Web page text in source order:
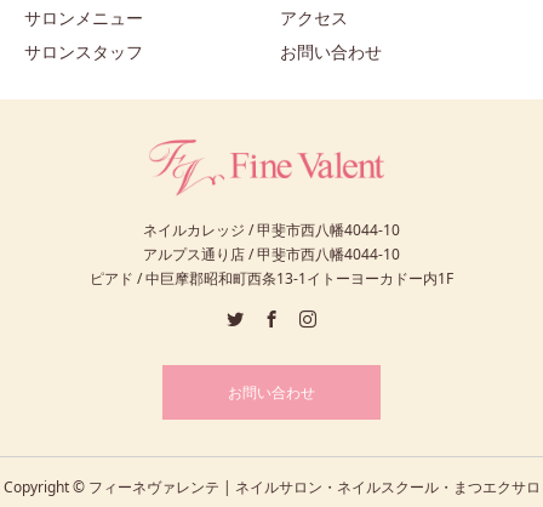
サロンメニュー
サロンスタッフ
アクセス
お問い合わせ
ネイルカレッジ / 甲斐市西八幡4044-10
アルプス通り店 / 甲斐市西八幡4044-10
ピアド / 中巨摩郡昭和町西条13-1イトーヨーカドー内1F
お問い合わせ
Copyright © フィーネヴァレンテ | ネイルサロン・ネイルスクール・まつエクサロ